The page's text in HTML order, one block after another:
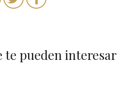
te pueden interesar